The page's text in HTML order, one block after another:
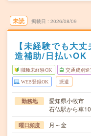
未読 掲載日 2026/08/09
【未経験でも大
造補助/日払いOK
職種未経験OK 交通費別途
WEB登録OK 派遣
勤務地
愛知県小牧市
石仏駅から車
曜日頻度 月～金